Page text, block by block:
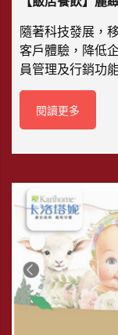
隨著科技發展，
客戶體驗，降低
員管理及行銷功
閱讀更多